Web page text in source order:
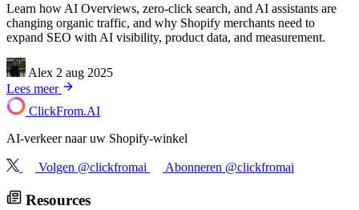
Learn how AI Overviews, zero-click search, and AI assistants are
changing organic traffic, and why Shopify merchants need to
expand SEO with AI visibility, product data, and measurement.
Alex 2 aug 2025
Lees meer
ClickFrom.AI
AI-verkeer naar uw Shopify-winkel
Volgen @clickfromai Abonneren @clickfromai
Resources